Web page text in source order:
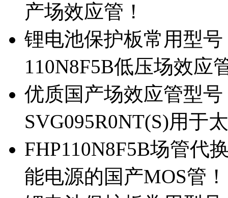
产场效应管！
锂电池保护板常用型号
110N8F5B低压场效应
优质国产场效应管型
SVG095R0NT(S)用于
FHP110N8F5B场管代
能电源的国产MOS管！